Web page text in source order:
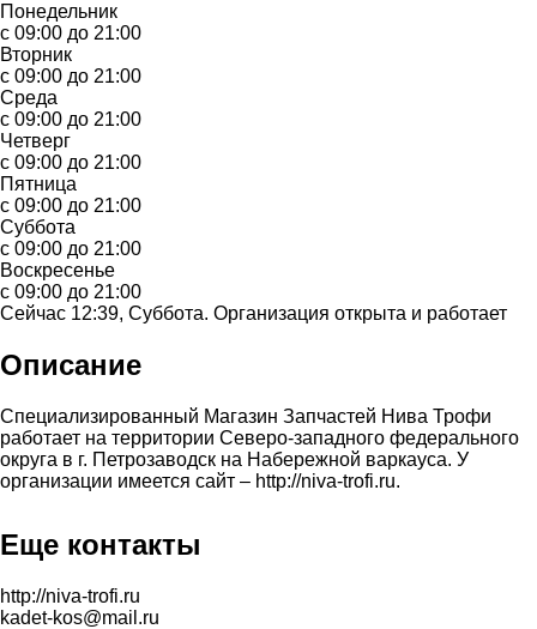
Понедельник
с 09:00 до 21:00
Вторник
с 09:00 до 21:00
Среда
с 09:00 до 21:00
Четверг
с 09:00 до 21:00
Пятница
с 09:00 до 21:00
Суббота
с 09:00 до 21:00
Воскресенье
с 09:00 до 21:00
Сейчас 12:39, Суббота. Организация открыта и работает
Описание
Специализированный Магазин Запчастей Нива Трофи
работает на территории Северо-западного федерального
округа в г. Петрозаводск на Набережной варкауса. У
организации имеется сайт – http://niva-trofi.ru.
Еще контакты
http://niva-trofi.ru
kadet-kos@mail.ru